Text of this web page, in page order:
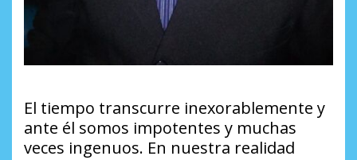
El tiempo transcurre inexorablemente y
ante él somos impotentes y muchas
veces ingenuos. En nuestra realidad